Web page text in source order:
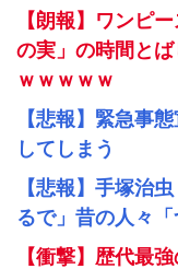
【朗報】ワンピ
の実」の時間と
ｗｗｗｗｗ
【悲報】緊急事
してしまう
【悲報】手塚治
るで」昔の人々
【衝撃】歴代最